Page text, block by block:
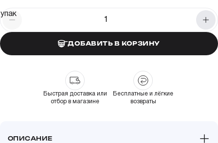
упак
ДОБАВИТЬ В КОРЗИНУ
Быстрая доставка или
отбор в магазине
Бесплатные и лёгкие
возвраты
ОПИСАНИЕ